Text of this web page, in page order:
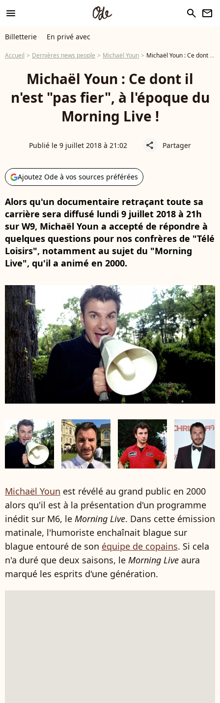
menu search newsletter
Billetterie En privé avec
Accueil Dernières news people Michaël Youn Michaël Youn : Ce dont il n'est "pas fier", à l'époque du Morning Live !
Michaël Youn : Ce dont il
n'est "pas fier", à l'époque du
Morning Live !
Publié le 9 juillet 2018 à 21:02 share Partager
Ajoutez Ode à vos sources préférées
Alors qu'un documentaire retraçant toute sa
carrière sera diffusé lundi 9 juillet 2018 à 21h
sur W9, Michaël Youn a accepté de répondre à
quelques questions pour nos confrères de "Télé
Loisirs", notamment au sujet du "Morning
Live", qu'il a animé en 2000.
Michaël Youn est révélé au grand public en 2000
alors qu'il est à la présentation d'un programme
inédit sur M6, le Morning Live. Dans cette émission
matinale, l'humoriste enchaînait blague sur
blague entouré de son équipe de copains. Si cela
n'a duré que deux saisons, le Morning Live aura
marqué les esprits d'une génération.